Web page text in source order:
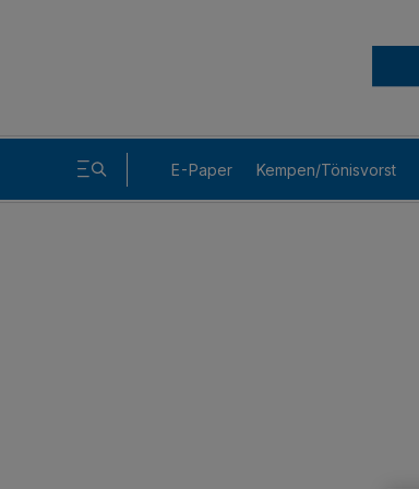
E-Paper Kempen/Tönisvorst